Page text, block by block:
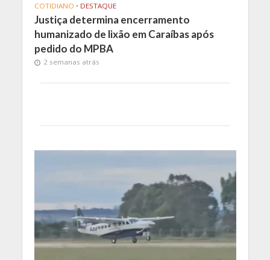
COTIDIANO • DESTAQUE
Justiça determina encerramento
humanizado de lixão em Caraíbas após
pedido do MPBA
2 semanas atrás